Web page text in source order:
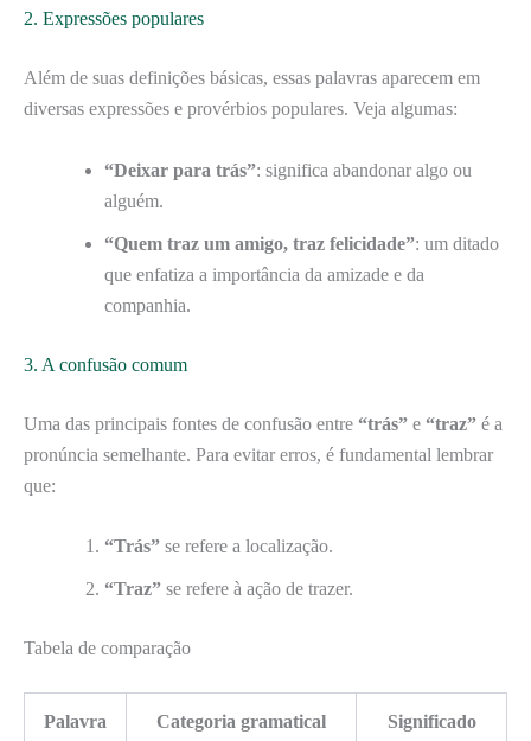
2. Expressões populares
Além de suas definições básicas, essas palavras aparecem em
diversas expressões e provérbios populares. Veja algumas:
“Deixar para trás”: significa abandonar algo ou
alguém.
“Quem traz um amigo, traz felicidade”: um ditado
que enfatiza a importância da amizade e da
companhia.
3. A confusão comum
Uma das principais fontes de confusão entre “trás” e “traz” é a
pronúncia semelhante. Para evitar erros, é fundamental lembrar
que:
“Trás” se refere a localização.
“Traz” se refere à ação de trazer.
Tabela de comparação
Palavra Categoria gramatical Significado